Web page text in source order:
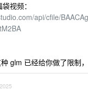
视频：
api/cfile/
glm 已经给你做了限制